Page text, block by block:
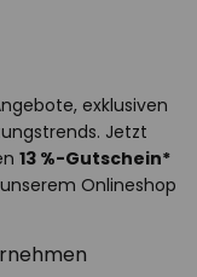
exklusiven
Jetzt
13 %-Gutschein*
Onlineshop